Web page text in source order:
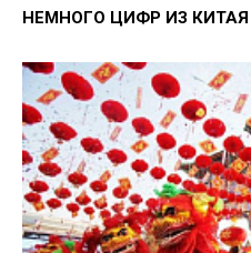
НЕМНОГО ЦИФР ИЗ КИТАЯ